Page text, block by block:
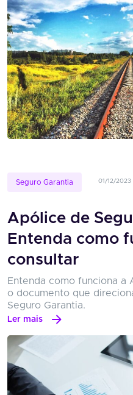
Seguro Garantia 01/12/2023
Apólice de
Entenda como
consultar
Entenda como funciona a
o documento que
Seguro Garantia.
Ler mais